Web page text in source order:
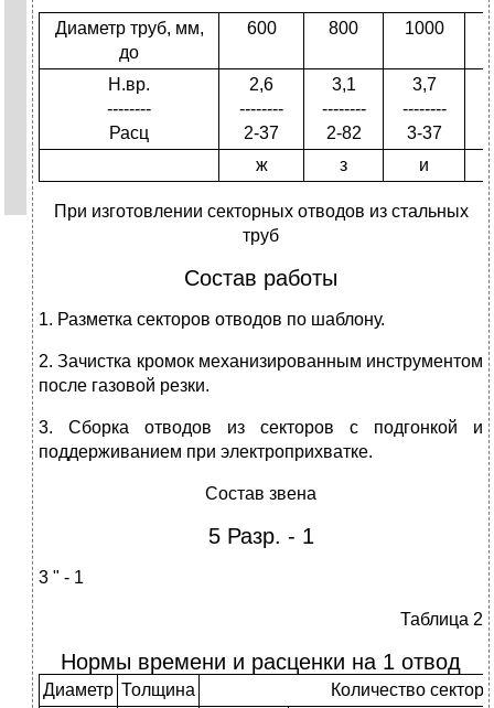
Диаметр труб, мм,
до
600 800 1000
Н.вр.
--------
Расц
2,6
--------
2-37
3,1
--------
2-82
3,7
--------
3-37
ж
з и
При изготовлении секторных отводов из стальных
труб
Состав работы
1. Разметка секторов отводов по шаблону.
2. Зачистка кромок механизированным инструментом
после газовой резки.
3. Сборка отводов из секторов с подгонкой и
поддерживанием при электроприхватке.
Состав звена
5 Разр. - 1
3 " - 1
Таблица 2
Нормы времени и расценки на 1 отвод
Диаметр Толщина
Количество